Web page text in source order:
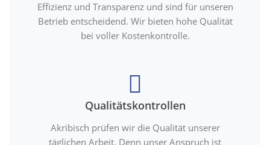
Effizienz und Transparenz und sind für unseren
Betrieb entscheidend. Wir bieten hohe Qualität
bei voller Kostenkontrolle.
Qualitätskontrollen
Akribisch prüfen wir die Qualität unserer
täglichen Arbeit. Denn unser Anspruch ist